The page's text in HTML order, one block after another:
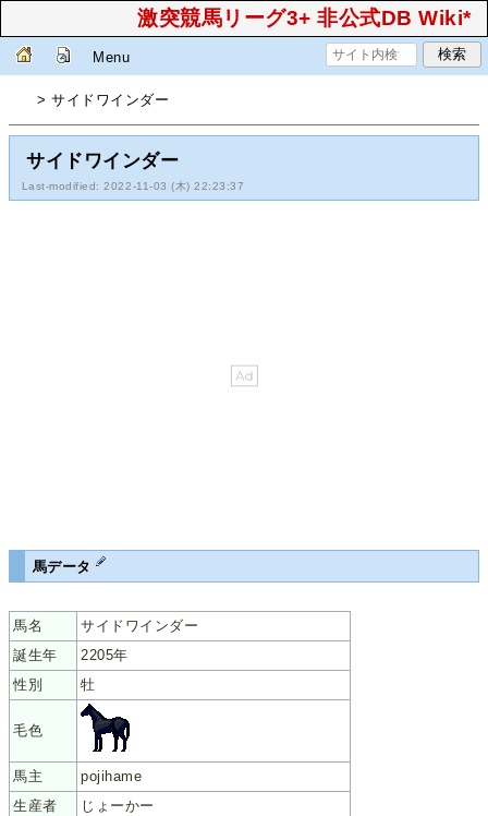
激突競馬リーグ3+ 非公式DB Wiki*
Menu
> サイドワインダー
サイドワインダー
Last-modified: 2022-11-03 (木) 22:23:37
馬データ
馬名
サイドワインダー
誕生年
2205年
性別
牡
毛色
馬主
pojihame
生産者
じょーかー